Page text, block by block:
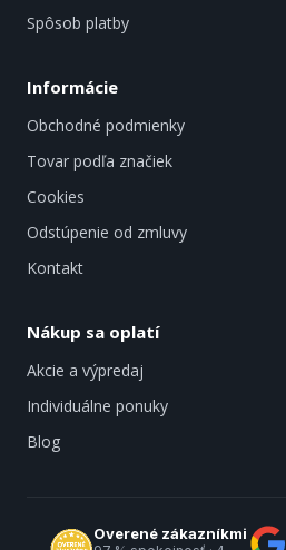
Spôsob platby
Informácie
Obchodné podmienky
Tovar podľa značiek
Cookies
Odstúpenie od zmluvy
Kontakt
Nákup sa oplatí
Akcie a výpredaj
Individuálne ponuky
Blog
Overené zákazníkmi